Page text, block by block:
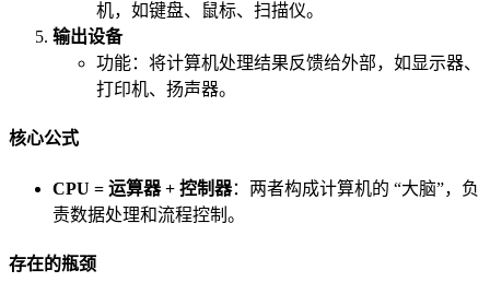
机，如键盘、鼠标、扫描仪。
输出设备
功能：将计算机处理结果反馈给外部，如显示器、
打印机、扬声器。
核心公式
CPU = 运算器 + 控制器：两者构成计算机的 “大脑”，负
责数据处理和流程控制。
存在的瓶颈